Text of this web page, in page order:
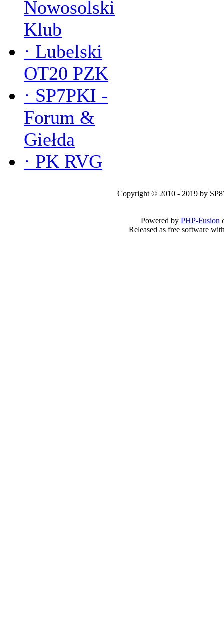
Nowosolski
Klub
· Lubelski
OT20 PZK
· SP7PKI -
Forum &
Giełda
· PK RVG
Copyright © 2010 - 2019 by
Powered by PHP-Fusion
Released as free software